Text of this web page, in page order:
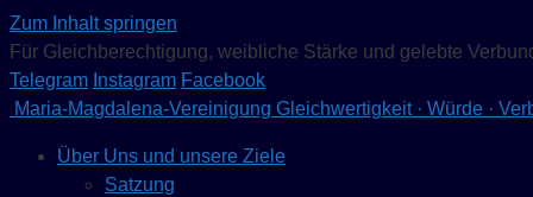
Zum Inhalt springen
Für Gleichberechtigung, weibliche Stärke und gelebte
Telegram Instagram Facebook
Maria-Magdalena-Vereinigung Gleichwertigkeit · Würde ·
Über Uns und unsere Ziele
Satzung